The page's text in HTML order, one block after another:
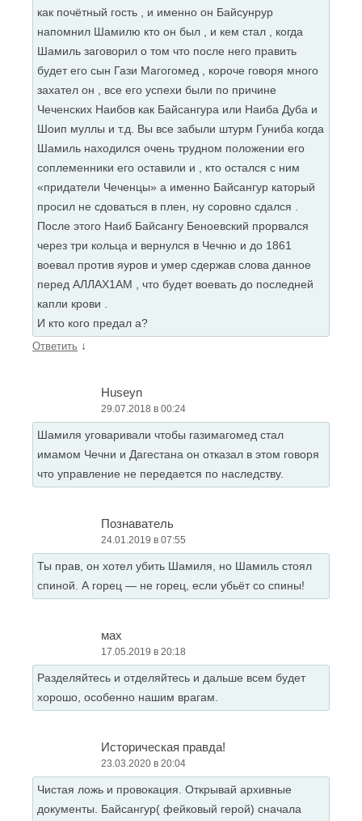
как почётный гость , и именно он Байсунрур
напомнил Шамилю кто он был , и кем стал , когда
Шамиль заговорил о том что после него править
будет его сын Гази Магогомед , короче говоря много
захател он , все его успехи были по причине
Чеченских Наибов как Байсангура или Наиба Дуба и
Шоип муллы и т.д. Вы все забыли штурм Гуниба когда
Шамиль находился очень трудном положении его
соплеменники его оставили и , кто остался с ним
«придатели Чеченцы» а именно Байсангур каторый
просил не сдоваться в плен, ну соровно сдался .
После этого Наиб Байсангу Беноевский прорвался
через три кольца и вернулся в Чечню и до 1861
воевал против яуров и умер сдержав слова данное
перед АЛЛАХ1АМ , что будет воевать до последней
капли крови .
И кто кого предал а?
Ответить ↓
Huseyn
29.07.2018 в 00:24
Шамиля уговаривали чтобы газимагомед стал
имамом Чечни и Дагестана он отказал в этом говоря
что управление не передается по наследству.
Познаватель
24.01.2019 в 07:55
Ты прав, он хотел убить Шамиля, но Шамиль стоял
спиной. А горец — не горец, если убьёт со спины!
мах
17.05.2019 в 20:18
Разделяйтесь и отделяйтесь и дальше всем будет
хорошо, особенно нашим врагам.
Историческая правда!
23.03.2020 в 20:04
Чистая ложь и провокация. Открывай архивные
документы. Байсангур( фейковый герой) сначала